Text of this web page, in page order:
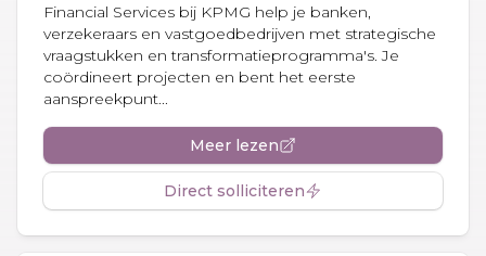
Financial Services bij KPMG help je banken,
verzekeraars en vastgoedbedrijven met strategische
vraagstukken en transformatieprogramma's. Je
coördineert projecten en bent het eerste
aanspreekpunt...
Meer lezen
Direct solliciteren